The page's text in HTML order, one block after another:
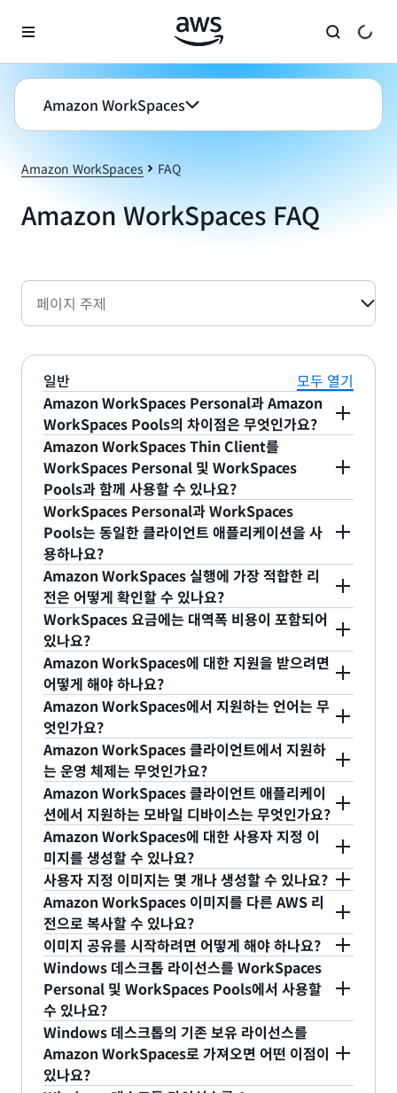
Amazon WorkSpaces
Amazon WorkSpaces FAQ
Amazon WorkSpaces FAQ
페이지 주제
일반
모두 열기
Amazon WorkSpaces Personal과 Amazon
WorkSpaces Pools의 차이점은 무엇인가요?
WorkSpaces Personal은 세션 간에 영구 가상 데스
크톱이 필요한 지식 근로자, 개발자, 엔지니어 및 기
타 사용자가 애플리케이션 및 리소스에 원활하게 액
세스할 수 있는 완전관리형 가상 데스크톱 서비스입
니다. WorkSpaces Personal을 사용하면 각 가상
데스크톱이 특정 사용자에게 할당됩니다.
WorkSpaces Pools는 태스크 작업자, 고객 센터, 교
육 실습 및 기타 공유 환경 사용 사례를 위한 비영구
가상 데스크톱을 제공합니다. WorkSpaces Pools를
사용하면 로그인할 때마다 새로운 가상 데스크톱에
액세스합니다.
Amazon WorkSpaces Thin Client를
WorkSpaces Personal 및 WorkSpaces
Pools과 함께 사용할 수 있나요?
예. WorkSpaces Thin Client는 현재 WorkSpaces
Personal과 WorkSpaces Pools를 모두 지원합니
다.
WorkSpaces Personal과 WorkSpaces
Pools는 동일한 클라이언트 애플리케이션을 사
용하나요?
예.클라이언트 다운로드 웹 사이트에서 무료로 다운
로드할 수 있습니다.
Amazon WorkSpaces 실행에 가장 적합한 리
전은 어떻게 확인할 수 있나요?
연결 상태 확인페이지에서는 각 Amazon
WorkSpaces 리전의 지연 시간을 테스트하고 가장
빠른 리전을 추천합니다.
WorkSpaces 요금에는 대역폭 비용이 포함되어
있나요?
Amazon WorkSpaces 요금에는 사용자의 클라이언
트와 WorkSpaces 간의 네트워크 트래픽이 포함되
어 있습니다. WorkSpaces에서 송신하는 웹 트래픽
(예: 퍼블릭 인터넷 액세스 또는 파일 다운로드)에는
여기에 명시된 현재 AWS EC2 데이터 전송 요금이 별
도로 부과됩니다.
Amazon WorkSpaces에 대한 지원을 받으려면
어떻게 해야 하나요?
AWS Support에서 도움을 받을 수 있으며AWS
re:Post에 게시할 수도 있습니다.
Amazon WorkSpaces에서 지원하는 언어는 무
엇인가요?
Windows 데스크톱 환경을 제공하는 Amazon
WorkSpaces 번들에서는 현재 영어(미국), 프랑스어
(캐나다), 한국어 및 일본어를 지원합니다. 또한
Microsoft에서 직접 Windows용 언어 팩을 다운로
드하여 설치할 수 있습니다. 자세한 내용은이 페이지
를 참조하세요. Amazon WorkSpaces 클라이언트
애플리케이션은 현재 영어(미국), 독일어, 중국어(간
체), 일본어, 프랑스어(캐나다), 한국어 및 포르투갈어
를 지원합니다.
Amazon WorkSpaces 클라이언트에서 지원하
는 운영 체제는 무엇인가요?
WorkSpaces 클라이언트 설명서를 참조하세요.
Amazon WorkSpaces 클라이언트 애플리케이
션에서 지원하는 모바일 디바이스는 무엇인가요?
Amazon WorkSpaces 클라이언트는 다음 디바이스
에서 사용할 수 있습니다.
Apple iPadOS 기반 iPad, iPad Pro, iPad Mini,
iPad Air
Android 호환 ChromeOS 디바이스
Android 폰 및 태블릿
Android 버전 8.1 이상이 설치된 다른 유명 Android
태블릿에서도 Amazon WorkSpaces 클라이언트가
정상적으로 작동하리라 예상하지만, 일부 디바이스는
Amazon WorkSpaces에 대한 사용자 지정 이
미지를 생성할 수 있나요?
예. 관리자는 실행 중인 WorkSpaces에서 사용자 지
정 이미지를 생성할 수 있습니다. WorkSpaces에서
원하는 대로 애플리케이션과 설정을 구성한 후에는
콘솔에서 WorkSpaces를 선택하고 [Create Image]
를 선택할 수 있습니다. 이렇게 하면 애플리케이션과
설정이 포함된 이미지가 생성됩니다. 대부분의
WorkSpace 이미지는 45분 내에 생성됩니다.
사용자 지정 이미지에서 Amazon WorkSpace
Personal을 시작하려면 먼저 사용자 지정 이미지를
사용자 지정 이미지는 몇 개나 생성할 수 있나요?
관리자는 필요한 만큼 사용자 지정 이미지를 생성할
수 있습니다. Amazon WorkSpaces에는 기본 한도
가 설정되어 있지만,여기에서 이 한도 증가를 요청할
수 있습니다. Amazon WorkSpaces의 기본 한도를
확인하려면 AWS설명서를 참조하세요.
Amazon WorkSpaces 이미지를 다른 AWS 리
전으로 복사할 수 있나요?
예. WorkSpaces 콘솔, API 또는 CLI를 사용하여
WorkSpaces 이미지를 WorkSpaces를 사용할 수
있는 다른 AWS 리전으로 복사할 수 있습니다. 자세
한 내용은설명서
이미지 공유를 시작하려면 어떻게 해야 하나요?
Amazon WorkSpaces 콘솔에 로그온하고 왼쪽 탐
색 메뉴에서 "이미지"섹션으로 이동합니다. 공유하
려는 이미지를 선택하고 "작업" 버튼을 클릭한 다음
"세부 정보 보기" 옵션을 선택하기만 하면 됩니다.
명서에서 이미지 공유를 참조하세요.
Windows 데스크톱 라이선스를 WorkSpaces
Personal 및 WorkSpaces Pools에서 사용할
수 있나요?
Microsoft의 라이선스 요구 사항을 충족하는 경우
Bring Your Own License(BYOL) 계약을 통해 기존
보유 Windows 10 또는 Windows 11 데스크톱 라이
Windows 데스크톱의 기존 보유 라이선스를
Amazon WorkSpaces로 가져오면 어떤 이점이
있나요?